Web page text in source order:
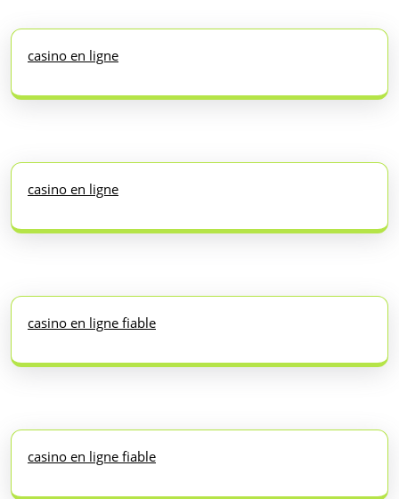
casino en ligne
casino en ligne
casino en ligne fiable
casino en ligne fiable